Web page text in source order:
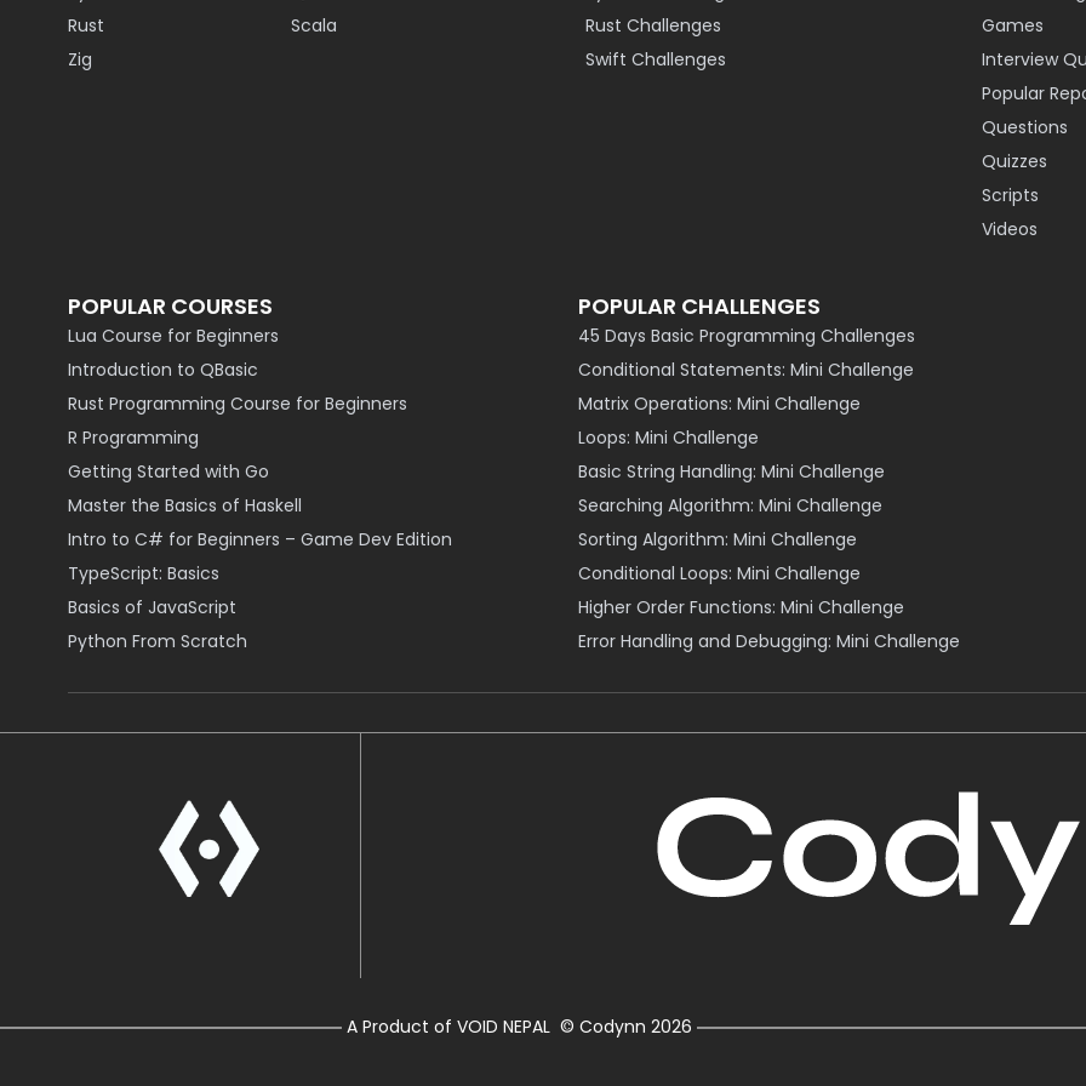
Rust
Scala
Zig
Rust Challenges
Swift Challenges
Games
Interview
Popular
Questions
Quizzes
Scripts
Videos
POPULAR COURSES
Lua Course for Beginners
Introduction to QBasic
Rust Programming Course for Beginners
R Programming
Getting Started with Go
Master the Basics of Haskell
Intro to C# for Beginners – Game Dev Edition
TypeScript: Basics
Basics of JavaScript
Python From Scratch
POPULAR CHALLENGES
45 Days Basic Programming Challenges
Conditional Statements: Mini Challenge
Matrix Operations: Mini Challenge
Loops: Mini Challenge
Basic String Handling: Mini Challenge
Searching Algorithm: Mini Challenge
Sorting Algorithm: Mini Challenge
Conditional Loops: Mini Challenge
Higher Order Functions: Mini Challenge
Error Handling and Debugging: Mini Challenge
A Product of VOID NEPAL © Codynn2026